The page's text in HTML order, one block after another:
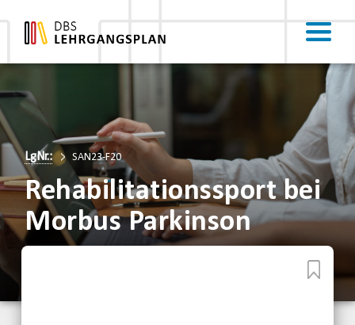
LgNr.: SAN23-F20
Rehabilitationssport bei
Morbus Parkinson